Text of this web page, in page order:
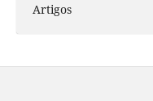
Artigos